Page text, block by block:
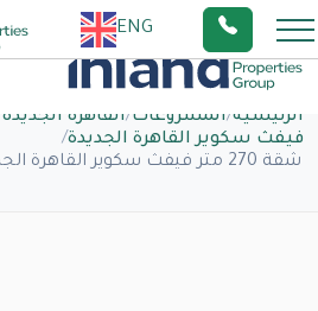
ENG
الرئيسية/المشروعات/القاهرة الجديدة New Cairo
فيفث سكوير القاهرة الجديدة/